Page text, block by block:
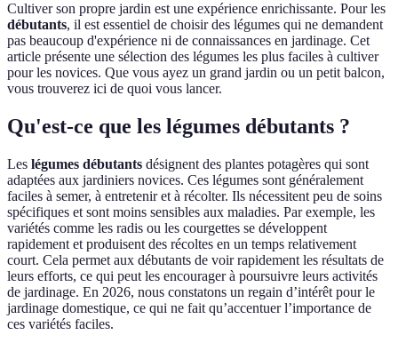
Cultiver son propre jardin est une expérience enrichissante. Pour les
débutants, il est essentiel de choisir des légumes qui ne demandent
pas beaucoup d'expérience ni de connaissances en jardinage. Cet
article présente une sélection des légumes les plus faciles à cultiver
pour les novices. Que vous ayez un grand jardin ou un petit balcon,
vous trouverez ici de quoi vous lancer.
Qu'est-ce que les légumes débutants ?
Les légumes débutants désignent des plantes potagères qui sont
adaptées aux jardiniers novices. Ces légumes sont généralement
faciles à semer, à entretenir et à récolter. Ils nécessitent peu de soins
spécifiques et sont moins sensibles aux maladies. Par exemple, les
variétés comme les radis ou les courgettes se développent
rapidement et produisent des récoltes en un temps relativement
court. Cela permet aux débutants de voir rapidement les résultats de
leurs efforts, ce qui peut les encourager à poursuivre leurs activités
de jardinage. En 2026, nous constatons un regain d’intérêt pour le
jardinage domestique, ce qui ne fait qu’accentuer l’importance de
ces variétés faciles.